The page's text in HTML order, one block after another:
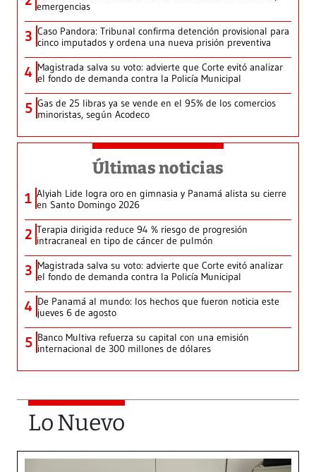
emergencias
3 Caso Pandora: Tribunal confirma detención provisional para
cinco imputados y ordena una nueva prisión preventiva
4 Magistrada salva su voto: advierte que Corte evitó analizar
el fondo de demanda contra la Policía Municipal
5 Gas de 25 libras ya se vende en el 95% de los comercios
minoristas, según Acodeco
Últimas noticias
1 Alyiah Lide logra oro en gimnasia y Panamá alista su cierre
en Santo Domingo 2026
2 Terapia dirigida reduce 94 % riesgo de progresión
intracraneal en tipo de cáncer de pulmón
3 Magistrada salva su voto: advierte que Corte evitó analizar
el fondo de demanda contra la Policía Municipal
4 De Panamá al mundo: los hechos que fueron noticia este
jueves 6 de agosto
5 Banco Multiva refuerza su capital con una emisión
internacional de 300 millones de dólares
Lo Nuevo